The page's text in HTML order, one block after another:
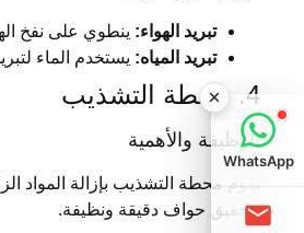
تبريد الهواء: ينطوي على نفخ
تبريد المياه: يستخدم الماء
4. محطة التشذيب
الوظيفة والأهمية
تقوم محطة التشذيب بإزالة المواد
لتحقيق حواف دقيقة ونظيفة.
WhatsApp